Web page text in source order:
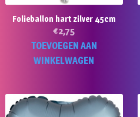
Folieballon hart zilver 45cm
€2,75
TOEVOEGEN AAN
WINKELWAGEN